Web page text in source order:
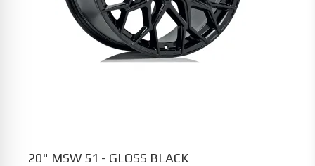
20" MSW 51 - GLOSS BLACK